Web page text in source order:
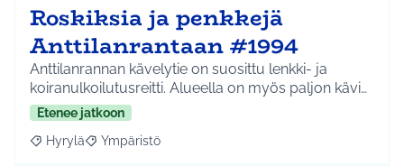
Roskiksia ja penkkejä
Anttilanrantaan #1994
Anttilanrannan kävelytie on suosittu lenkki- ja
koiranulkoilutusreitti. Alueella on myös paljon kävi…
Etenee jatkoon
Rajaa tulokset aihepiirin mukaan: Hyrylä
Hyrylä Rajaa tulokset teeman mukaan: Ympäristö
Ympäristö